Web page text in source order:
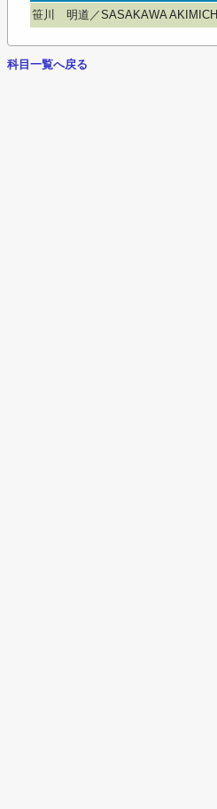
笹川 明道／SASAKAWA AKIMICHI
科目一覧へ戻る